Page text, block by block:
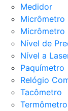
Medidor
Micrômetro
Micrômetro
Nível de
Nível a
Paquímetro
Relógio
Tacômetro
Termômetro